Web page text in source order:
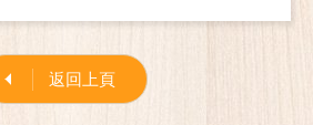
返回上頁